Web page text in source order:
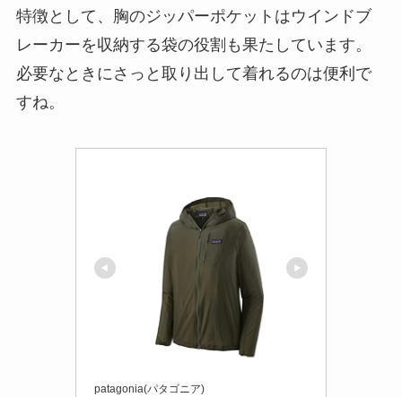
特徴として、胸のジッパーポケットはウインドブ
レーカーを収納する袋の役割も果たしています。
必要なときにさっと取り出して着れるのは便利で
すね。
patagonia(パタゴニア)